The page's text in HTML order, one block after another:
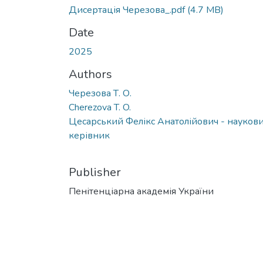
Дисертація Черезова_.pdf(4.7 MB)
Date
2025
Authors
Черезова Т. О.
Cherezova T. O.
Цесарський Фелікс Анатолійович -
керівник
Publisher
Пенітенціарна академія України